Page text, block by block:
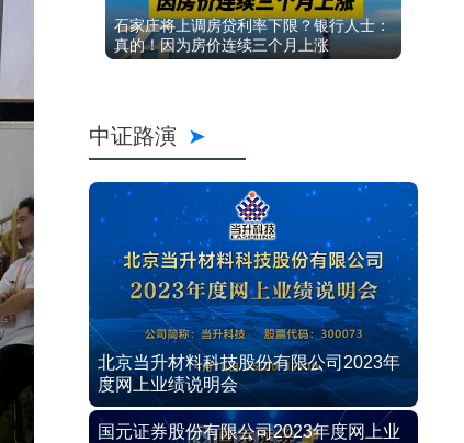
石家庄将上调房贷利率下限？银行人士：
真的！因为房价连续三个月上涨
中证路演
北京当升材料科技股份有限公司2023年
度网上业绩说明会
国元证券股份有限公司2023年度网上业